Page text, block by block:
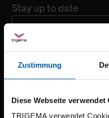
Zustimmung
Diese Webseite verwendet
TRIGEMA verwendet
Stay up to date